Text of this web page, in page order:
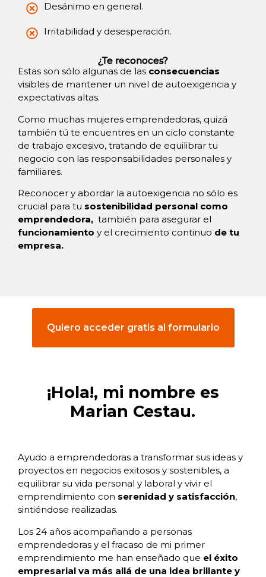
Desánimo en general.
Irritabilidad y desesperación.
¿Te reconoces?
Estas son sólo algunas de las consecuencias
visibles de mantener un nivel de autoexigencia y
expectativas altas.
Como muchas mujeres emprendedoras, quizá
también tú te encuentres en un ciclo constante
de trabajo excesivo, tratando de equilibrar tu
negocio con las responsabilidades personales y
familiares.
Reconocer y abordar la autoexigencia no sólo es
crucial para tu sostenibilidad personal como
emprendedora, también para asegurar el
funcionamiento y el crecimiento continuo de tu
empresa.
Quiero acceder gratis al formulario
¡Hola!, mi nombre es
Marian Cestau.
Ayudo a emprendedoras a transformar sus ideas y
proyectos en negocios exitosos y sostenibles, a
equilibrar su vida personal y laboral y vivir el
emprendimiento con serenidad y satisfacción,
sintiéndose realizadas.
Los 24 años acompañando a personas
emprendedoras y el fracaso de mi primer
emprendimiento me han enseñado que el éxito
empresarial va más allá de una idea brillante y